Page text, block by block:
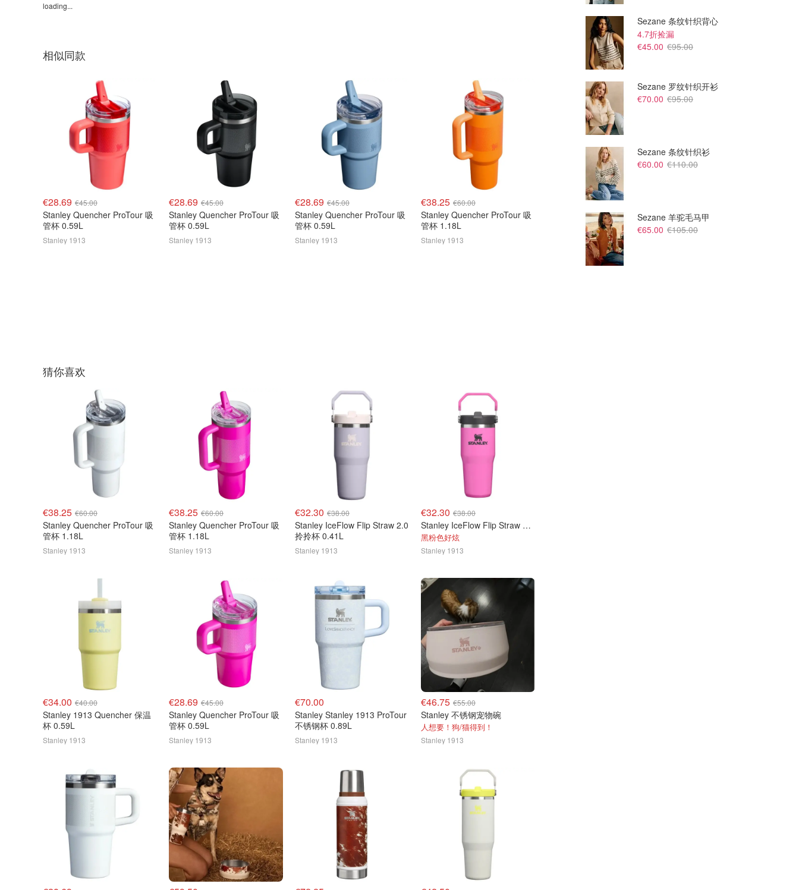
loading...
相似同款
€28.69 €45.00
Stanley Quencher ProTour 吸
管杯 0.59L
Stanley 1913
€28.69 €45.00
Stanley Quencher ProTour 吸
管杯 0.59L
Stanley 1913
€28.69 €45.00
Stanley Quencher ProTour 吸
管杯 0.59L
Stanley 1913
€38.25 €60.00
Stanley Quencher ProTour 吸
管杯 1.18L
Stanley 1913
€60.00
Stanley Quencher ProTour 吸
管杯 1.18L
Stanley 1913
酷雅黑
猜你喜欢
€38.25 €60.00
Stanley Quencher ProTour 吸
管杯 1.18L
Stanley 1913
€38.25 €60.00
Stanley Quencher ProTour 吸
管杯 1.18L
Stanley 1913
€32.30 €38.00
Stanley IceFlow Flip Straw 2.0
拎拎杯 0.41L
Stanley 1913
€32.30 €38.00
Stanley IceFlow Flip Straw 2.0 随行杯 0.41L
黑粉色好炫
Stanley 1913
€34.00 €40.00
Stanley 1913 Quencher 保温
杯 0.59L
Stanley 1913
€28.69 €45.00
Stanley Quencher ProTour 吸
管杯 0.59L
Stanley 1913
€70.00
Stanley Stanley 1913 ProTour
不锈钢杯 0.89L
Stanley 1913
€46.75 €55.00
Stanley 不锈钢宠物碗
人想要！狗/猫得到！
Stanley 1913
Sezane 条纹针织背心
4.7折捡漏
€45.00 €95.00
Sezane 罗纹针织开衫
€70.00 €95.00
Sezane 条纹针织衫
€60.00 €110.00
Sezane 羊驼毛马甲
€65.00 €105.00